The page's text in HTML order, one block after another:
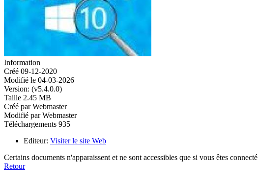
Information
Créé 09-12-2020
Modifié le 04-03-2026
Version: (v5.4.0.0)
Taille 2.45 MB
Créé parWebmaster
Modifié parWebmaster
Téléchargements 935
Editeur: Visiter le site Web
Certains documents n'apparaissent et ne sont accessibles que si vous êtes
Retour